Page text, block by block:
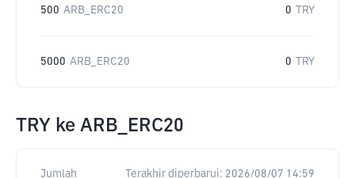
500 ARB_ERC20 0 TRY
5000 ARB_ERC20 0 TRY
TRY ke ARB_ERC20
Jumlah Terakhir diperbarui: 2026/08/07 14:59